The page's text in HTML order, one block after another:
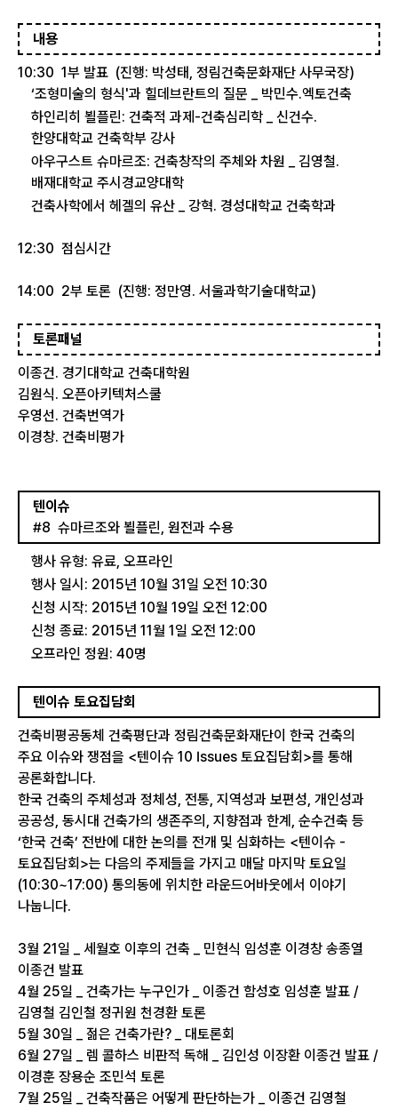
내용
10:30 1부 발표 (진행: 박성태, 정림건축문화재단 사무국장)
‘조형미술의 형식'과 힐데브란트의 질문 _ 박민수.엑토건축
하인리히 뵐플린: 건축적 과제-건축심리학 _ 신건수.
한양대학교 건축학부 강사
아우구스트 슈마르조: 건축창작의 주체와 차원 _ 김영철.
배재대학교 주시경교양대학
건축사학에서 헤겔의 유산 _ 강혁. 경성대학교 건축학과
12:30 점심시간
14:00 2부 토론 (진행: 정만영. 서울과학기술대학교)
토론패널
이종건. 경기대학교 건축대학원
김원식. 오픈아키텍처스쿨
우영선. 건축번역가
이경창. 건축비평가
텐이슈
#8  슈마르조와 뵐플린, 원전과 수용
행사 유형: 유료, 오프라인
행사 일시: 2015년 10월 31일 오전 10:30
신청 시작: 2015년 10월 19일 오전 12:00
신청 종료: 2015년 11월 1일 오전 12:00
오프라인 정원: 40명
텐이슈 토요집담회
​건축비평공동체 건축평단과 정림건축문화재단이 한국 건축의
주요 이슈와 쟁점을 <텐이슈 10 Issues 토요집담회>를 통해
공론화합니다.
한국 건축의 주체성과 정체성, 전통, 지역성과 보편성, 개인성과
공공성, 동시대 건축가의 생존주의, 지향점과 한계, 순수건축 등
‘한국 건축’ 전반에 대한 논의를 전개 및 심화하는 <텐이슈 -
토요집담회>는 다음의 주제들을 가지고 매달 마지막 토요일
(10:30~17:00) 통의동에 위치한 라운드어바웃에서 이야기
나눕니다.
3월 21일 _ 세월호 이후의 건축 _ 민현식 임성훈 이경창 송종열
이종건 발표
4월 25일 _ 건축가는 누구인가 _ 이종건 함성호 임성훈 발표 /
김영철 김인철 정귀원 천경환 토론
5월 30일 _ 젊은 건축가란? _ 대토론회
6월 27일 _ 렘 콜하스 비판적 독해 _ 김인성 이장환 이종건 발표 /
이경훈 장용순 조민석 토론
7월 25일 _ 건축작품은 어떻게 판단하는가 _ 이종건 김영철